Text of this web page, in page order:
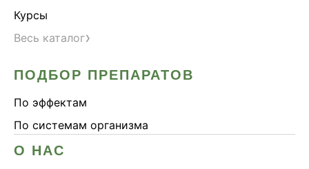
Курсы
Весь каталог›
ПОДБОР ПРЕПАРАТОВ
По эффектам
По системам организма
О НАС